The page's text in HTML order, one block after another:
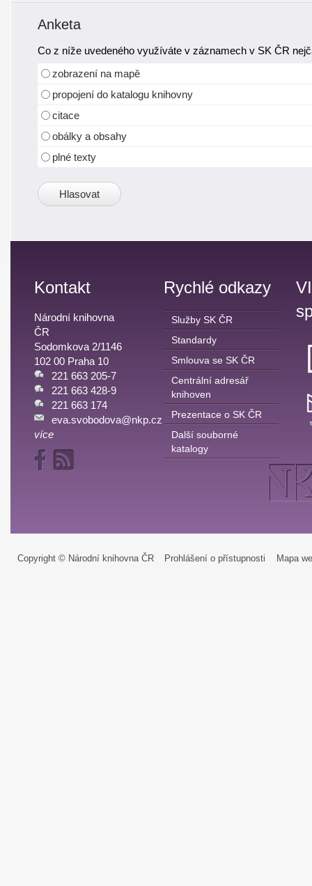
Anketa
Co z níže uvedeného využíváte v záznamech v SK ČR
zobrazení na mapě
propojení do katalogu knihovny
citace
obálky a obsahy
plné texty
Kontakt
Národní knihovna
ČR
Sodomkova 2/1146
102 00 Praha 10
221 663 205-7
221 663 428-9
221 663 174
eva.svobodova@nkp.cz
více
Rychlé odkazy
Služby SK ČR
Standardy
Smlouva se SK ČR
Centrální adresář
knihoven
Prezentace o SK ČR
Další souborné
katalogy
Copyright © Národní knihovna ČR Prohlášení o přístupnosti Mapa